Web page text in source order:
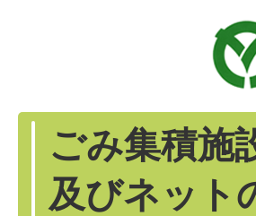
ごみ集積施
及びネット